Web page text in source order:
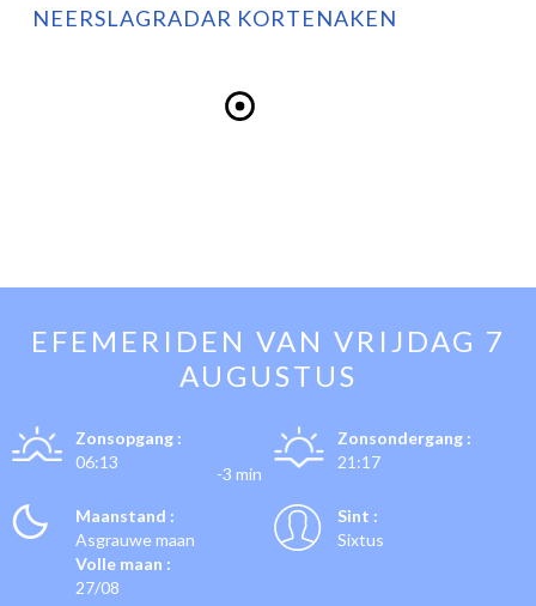
NEERSLAGRADAR KORTENAKEN
EFEMERIDEN VAN VRIJDAG 7
AUGUSTUS
Zonsopgang :
06:13
-3 min
Zonsondergang :
21:17
Maanstand :
Asgrauwe maan
Volle maan :
27/08
Sint :
Sixtus